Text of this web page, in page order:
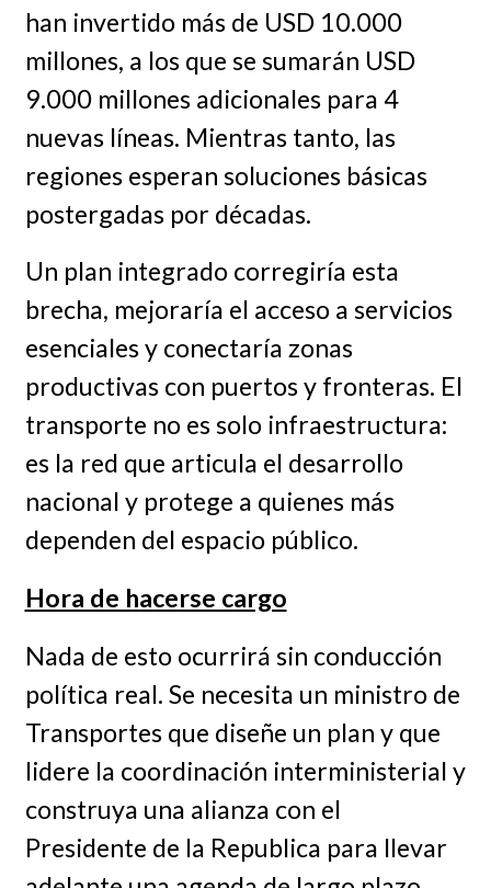
han invertido más de USD 10.000
millones, a los que se sumarán USD
9.000 millones adicionales para 4
nuevas líneas. Mientras tanto, las
regiones esperan soluciones básicas
postergadas por décadas.
Un plan integrado corregiría esta
brecha, mejoraría el acceso a servicios
esenciales y conectaría zonas
productivas con puertos y fronteras. El
transporte no es solo infraestructura:
es la red que articula el desarrollo
nacional y protege a quienes más
dependen del espacio público.
Hora de hacerse cargo
Nada de esto ocurrirá sin conducción
política real. Se necesita un ministro de
Transportes que diseñe un plan y que
lidere la coordinación interministerial y
construya una alianza con el
Presidente de la Republica para llevar